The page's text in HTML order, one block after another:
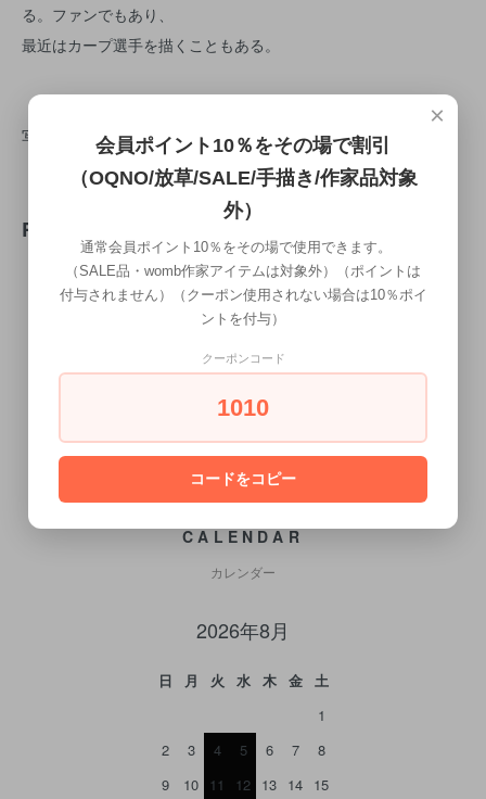
る。ファンでもあり、
最近はカープ選手を描くこともある。
写真は 920× 920サイズ
REVIEW
WRITE REVIEW
CALENDAR
カレンダー
2026年8月
日 月 火 水 木 金
土
1
2
3 4 5 6 7
8
9
10 11 12 13 14 15
×
会員ポイント10％をその場で割引
（OQNO/放草/SALE/手描き/作家品対象
外）
通常会員ポイント10％をその場で使用できます。
（SALE品・womb作家アイテムは対象外）（ポイントは
付与されません）（クーポン使用されない場合は10％ポイ
ントを付与）
クーポンコード
1010
コードをコピー